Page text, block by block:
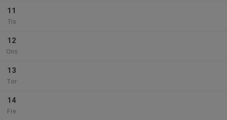
11
Tis
12
Ons
13
Tor
14
Fre